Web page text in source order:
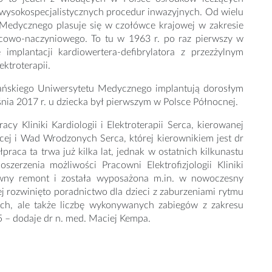
procedur inwazyjnych. Od wielu
plasuje się w czołówce krajowej w zakresie
naczyniowego. To tu w 1963 r. po raz pierwszy w
kardiowertera-defibrylatora z przezżylnym
Uniwersytetu Medycznego implantują dorosłym
2017 r. u dziecka był pierwszym w Polsce Północnej.
Kliniki Kardiologii i Elektroterapii Serca, kierowanej
i Wad Wrodzonych Serca, której kierownikiem jest dr
ta trwa już kilka lat, jednak w ostatnich kilkunastu
możliwości Pracowni Elektrofizjologii Kliniki
remont i została wyposażona m.in. w nowoczesny
rozwinięto poradnictwo dla dzieci z zaburzeniami rytmu
ale także liczbę wykonywanych zabiegów z zakresu
dodaje dr n. med. Maciej Kempa.